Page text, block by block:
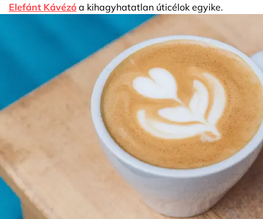
Elefánt Kávézó a kihagyhatatlan úticélok egyike.